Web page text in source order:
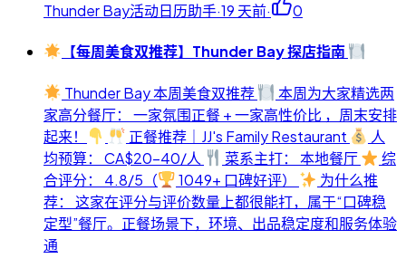
Thunder Bay活动日历助手·19 天前· 0
【每周美食双推荐】Thunder Bay 探店指南
Thunder Bay 本周美食双推荐
本周为大家精选两
家高分餐厅： 一家氛围正餐 + 一家高性价比 ，周末安排
起来！
正餐推荐｜JJ's Family Restaurant
人
均预算： CA$20-40/人
菜系主打： 本地餐厅
综
合评分： 4.8/5（
1049+ 口碑好评）
为什么推
荐： 这家在评分与评价数量上都很能打，属于“口碑稳
定型”餐厅。正餐场景下，环境、出品稳定度和服务体验
通